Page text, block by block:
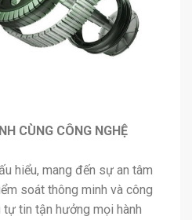
CÙNG CÔNG NGHỆ
hiểu, mang đến sự an tâm
soát thông minh và công
tự tin tận hưởng mọi hành